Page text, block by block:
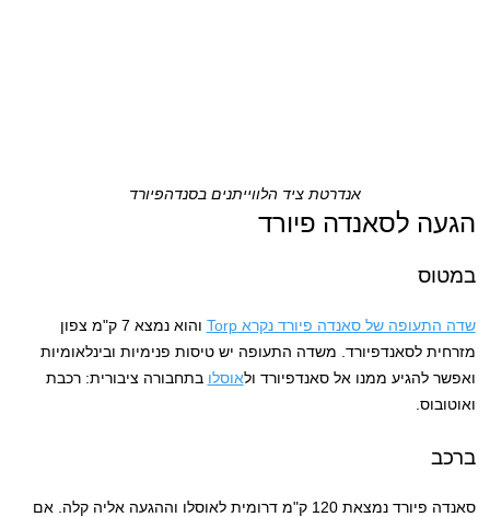
אנדרטת ציד הלווייתנים בסנדהפיורד
הגעה לסאנדה פיורד
במטוס
שדה התעופה של סאנדה פיורד נקרא Torp
והוא נמצא 7 ק"מ צפון
מזרחית לסאנדפיורד. משדה התעופה יש טיסות פנימיות ובינלאומיות
ואפשר להגיע ממנו אל סאנדפיורד ולאוסלו בתחבורה ציבורית: רכבת
ואוטובוס.
ברכב
סאנדה פיורד נמצאת 120 ק"מ דרומית לאוסלו וההגעה אליה קלה. אם